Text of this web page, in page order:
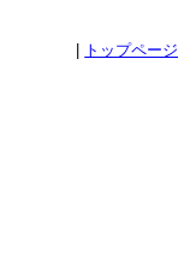
トップページ